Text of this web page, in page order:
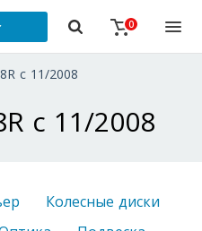
0
8R с 11/2008
с 11/2008
Колесные диски